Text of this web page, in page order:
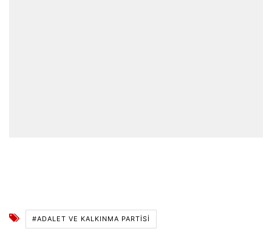
#ADALET VE KALKINMA PARTISI